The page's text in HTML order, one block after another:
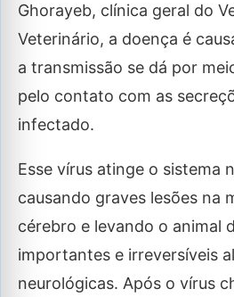
Ghorayeb, clínica geral do
Veterinário, a doença é
a transmissão se dá por
pelo contato com as
infectado.
Esse vírus atinge o sistema
causando graves lesões na
cérebro e levando o animal
importantes e irreversíveis
neurológicas. Após o vírus